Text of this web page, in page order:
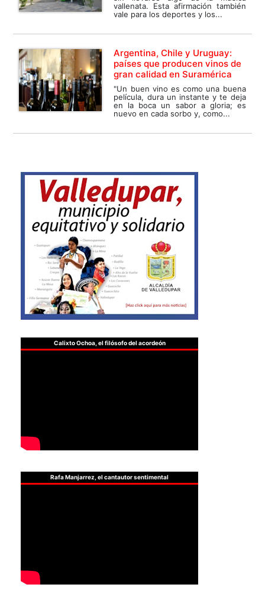
vallenata. Esta afirmación también
vale para los deportes y los...
Argentina, Chile y Uruguay:
países que producen vinos de
gran calidad en Suramérica
"Un buen vino es como una buena
película, dura un instante y te deja
en la boca un sabor a gloria; es
nuevo en cada sorbo y, como...
Calixto Ochoa, el filósofo del acordeón
Rafa Manjarrez, el cantautor sentimental